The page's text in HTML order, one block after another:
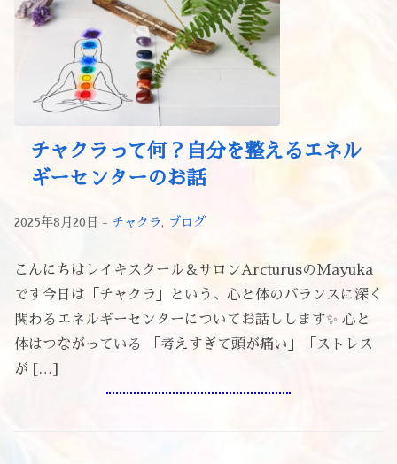
チャクラって何？自分を整えるエネル
ギーセンターのお話
2025年8月20日 - チャクラ ブログ
こんにちはレイキスクール＆サロンArcturusのMayuka
です今日は「チャクラ」という、心と体のバランスに深く
関わるエネルギーセンターについてお話しします✨ 心と
体はつながっている 「考えすぎて頭が痛い」「ストレス
が […]